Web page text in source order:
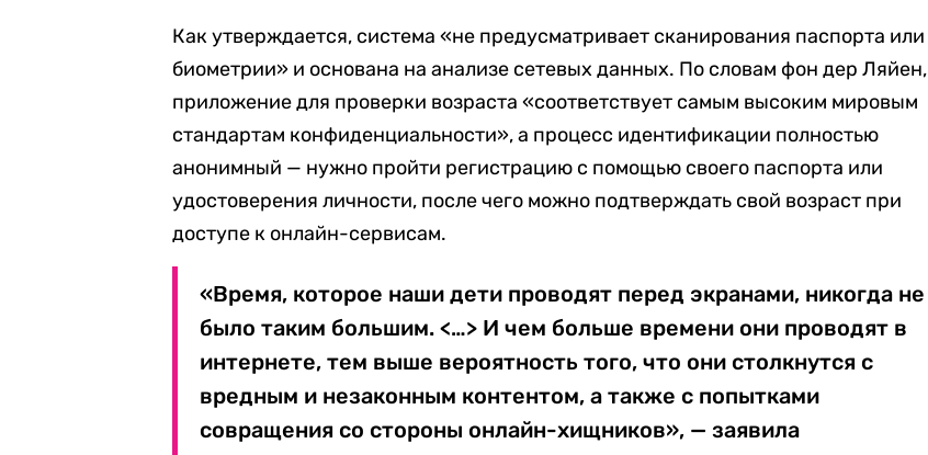
Как утверждается, система «не предусматривает сканирования паспорта или
биометрии» и основана на анализе сетевых данных. По словам фон дер Ляйен,
приложение для проверки возраста «соответствует самым высоким мировым
стандартам конфиденциальности», а процесс идентификации полностью
анонимный — нужно пройти регистрацию с помощью своего паспорта или
удостоверения личности, после чего можно подтверждать свой возраст при
доступе к онлайн-сервисам.
«Время, которое наши дети проводят перед экранами, никогда не
было таким большим. <…> И чем больше времени они проводят в
интернете, тем выше вероятность того, что они столкнутся с
вредным и незаконным контентом, а также с попытками
совращения со стороны онлайн-хищников», — заявила